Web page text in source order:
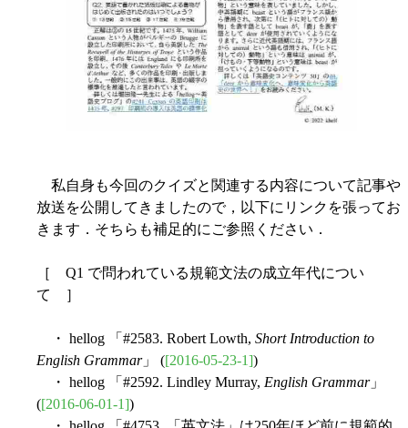
私自身も今回のクイズと関連する内容について記事や
放送を公開してきましたので，以下にリンクを張ってお
きます．そちらも補足的にご参照ください．
［ Q1 で問われている規範文法の成立年代につい
て ］
・ hellog 「#2583. Robert Lowth, Short Introduction to
English Grammar」 ([2016-05-23-1])
・ hellog 「#2592. Lindley Murray, English Grammar」
([2016-06-01-1])